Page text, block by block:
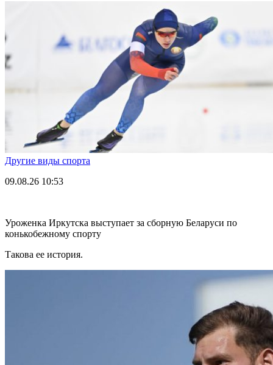
Другие виды спорта
09.08.26 10:53
Уроженка Иркутска выступает за сборную Беларуси по
конькобежному спорту
Такова ее история.